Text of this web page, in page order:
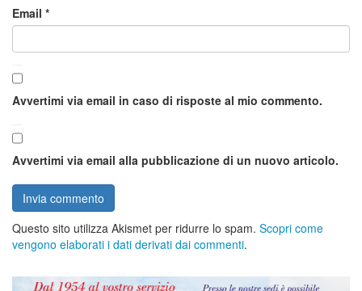
Email *
Avvertimi via email in caso di risposte al mio commento.
Avvertimi via email alla pubblicazione di un nuovo articolo.
Questo sito utilizza Akismet per ridurre lo spam. Scopri come
vengono elaborati i dati derivati dai commenti.